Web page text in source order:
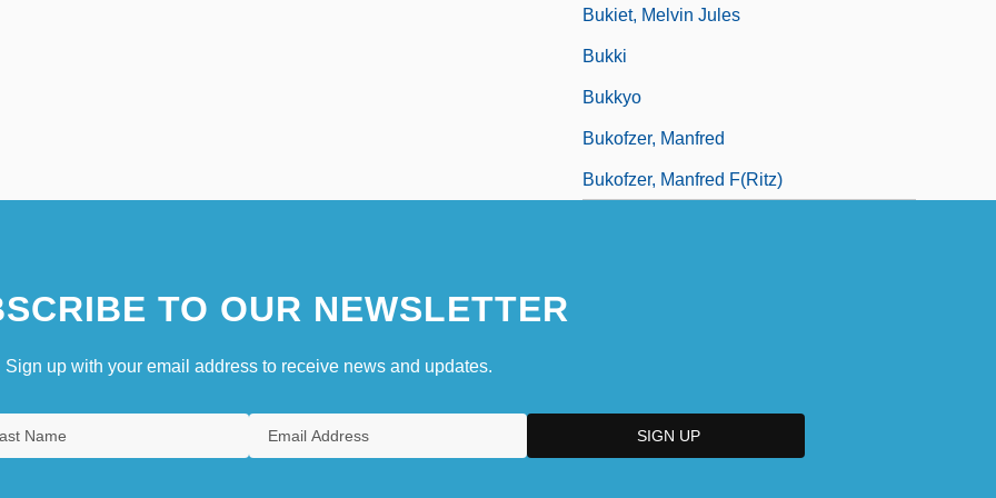
Bukiet, Melvin Jules
Bukki
Bukkyo
Bukofzer, Manfred
Bukofzer, Manfred F(ritz)
TO OUR NEWSLETTER
Sign up with your email address to receive news and updates.